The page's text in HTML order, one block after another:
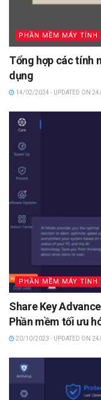
PHẦN MỀM MÁY TÍNH
Tổng hợp các tính
dụng
14/02/2024 - UPDATED ON
PHẦN MỀM MÁY TÍNH
Share Key
Phần mềm tối ưu
20/10/2023 - UPDATED ON